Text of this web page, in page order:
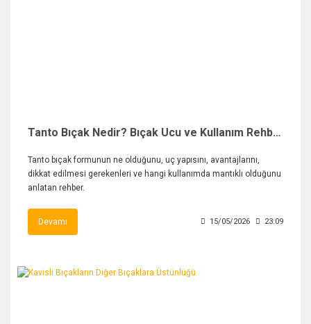
Tanto Bıçak Nedir? Bıçak Ucu ve Kullanım Rehberi
Tanto bıçak formunun ne olduğunu, uç yapısını, avantajlarını,
dikkat edilmesi gerekenleri ve hangi kullanımda mantıklı olduğunu
anlatan rehber.
Devamı 15/05/2026 23:09